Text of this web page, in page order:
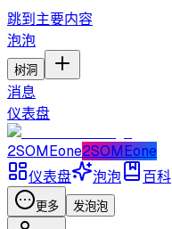
跳到主要内容
泡泡
树洞
消息
仪表盘
2SOMEone2SOMEone
仪表盘
泡泡 百科
更多 发泡泡